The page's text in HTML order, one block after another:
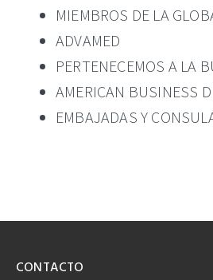
MIEMBROS DE LA
ADVAMED
PERTENECEMOS A LA
AMERICAN BUSINESS
EMBAJADAS Y
CONTACTO